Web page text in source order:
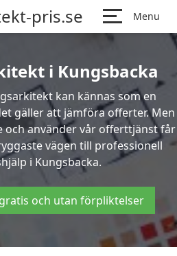
pris.se Menu
i Kungsbacka
kan kännas som en
gäller att jämföra offerter. Men
och använder vår offerttjänst får
vägen till professionell
i Kungsbacka.
och utan förpliktelser